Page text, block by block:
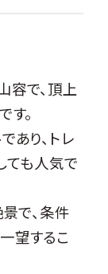
容で、頂上
。
あり、トレ
ても人気で
で、条件
望するこ